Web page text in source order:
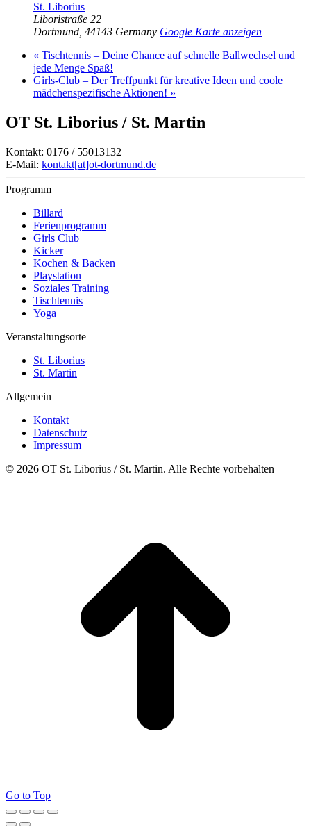
St. Liborius
Liboristraße 22
Dortmund 44143 Germany Google Karte anzeigen
« Tischtennis – Deine Chance auf schnelle Ballwechsel und
jede Menge Spaß!
Girls-Club – Der Treffpunkt für kreative Ideen und coole
mädchenspezifische Aktionen! »
OT St. Liborius / St. Martin
Kontakt: 0176 / 55013132
E-Mail: kontakt[at]ot-dortmund.de
Programm
Billard
Ferienprogramm
Girls Club
Kicker
Kochen & Backen
Playstation
Soziales Training
Tischtennis
Yoga
Veranstaltungsorte
St. Liborius
St. Martin
Allgemein
Kontakt
Datenschutz
Impressum
© 2026 OT St. Liborius / St. Martin. Alle Rechte vorbehalten
Go to Top